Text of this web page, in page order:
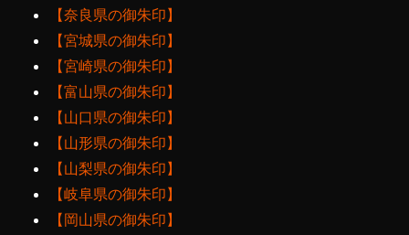
【奈良県の御朱印】
【宮城県の御朱印】
【宮崎県の御朱印】
【富山県の御朱印】
【山口県の御朱印】
【山形県の御朱印】
【山梨県の御朱印】
【岐阜県の御朱印】
【岡山県の御朱印】